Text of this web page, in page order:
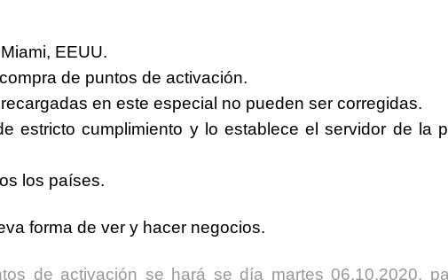
EEUU.
de puntos de activación.
en este especial no pueden ser corregidas.
estricto cumplimiento y lo establece el servidor de la
los países.
forma de ver y hacer negocios.
de activación se hará se día martes 06.10.2020,